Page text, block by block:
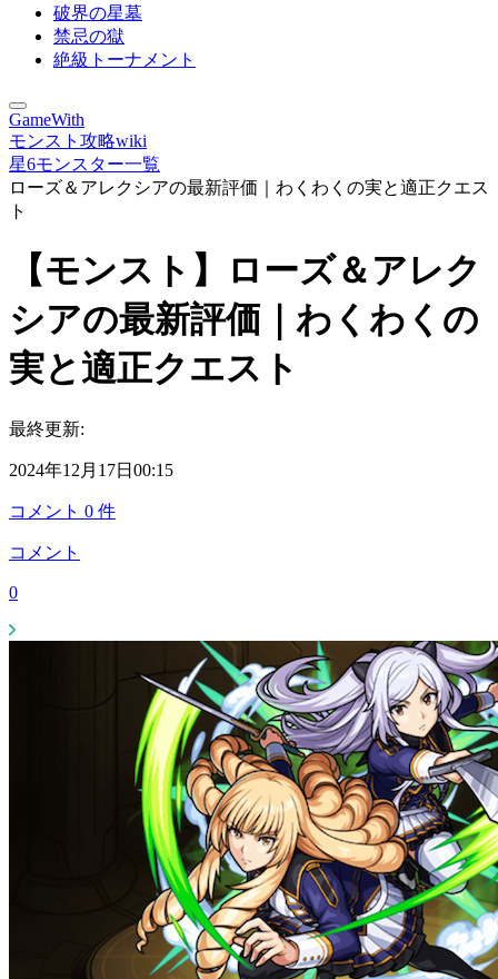
破界の星墓
禁忌の獄
絶級トーナメント
GameWith
モンスト攻略wiki
星6モンスター一覧
ローズ＆アレクシアの最新評価｜わくわくの実と適正クエス
ト
【モンスト】ローズ＆アレク
シアの最新評価｜わくわくの
実と適正クエスト
最終更新:
2024年12月17日00:15
コメント 0 件
コメント
0